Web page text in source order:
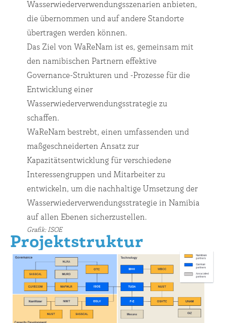
Wasserwiederverwendungsszenarien anbieten,
die übernommen und auf andere Standorte
übertragen werden können.
Das Ziel von WaReNam ist es, gemeinsam mit
den namibischen Partnern effektive
Governance-Strukturen und -Prozesse für die
Entwicklung einer
Wasserwiederverwendungsstrategie zu
schaffen.
WaReNam bestrebt, einen umfassenden und
maßgeschneiderten Ansatz zur
Kapazitätsentwicklung für verschiedene
Interessengruppen und Mitarbeiter zu
entwickeln, um die nachhaltige Umsetzung der
Wasserwiederverwendungsstrategie in Namibia
auf allen Ebenen sicherzustellen.
Grafik: ISOE
Projektstruktur